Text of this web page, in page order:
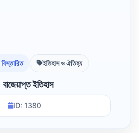
বিস্তারিত ইতিহাস ও ঐতিহ্য
বাজেয়াপ্ত ইতিহাস
ID: 1380